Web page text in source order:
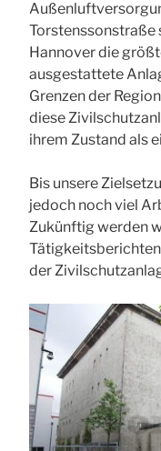
Hannover die
ausgestattete
Grenzen der
diese
ihrem Zustand als
Bis unsere
jedoch noch viel
Zukünftig werden
der